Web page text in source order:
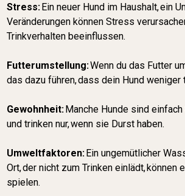
Stress:Ein neuer Hund im Haushalt, ein
Veränderungen können Stress
Trinkverhalten beeinflussen.
Futterumstellung:Wenn du das Futter
das dazu führen, dass dein Hund weniger
Gewohnheit:Manche Hunde sind
und trinken nur, wenn sie Durst haben.
Umweltfaktoren:Ein ungemütlicher
Ort, der nicht zum Trinken einlädt, können
spielen.